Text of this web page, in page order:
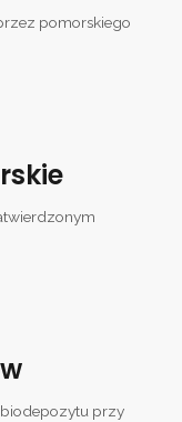
pomorskiego
biodepozytu przy